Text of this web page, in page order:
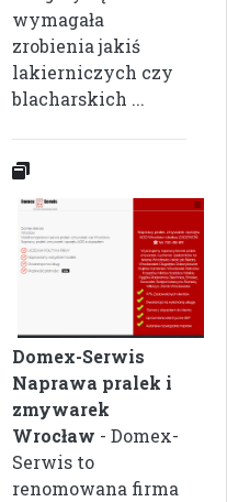
wymagała
zrobienia jakiś
lakierniczych czy
blacharskich ...
Domex-Serwis
Naprawa pralek i
zmywarek
Wrocław - Domex-
Serwis to
renomowana firma